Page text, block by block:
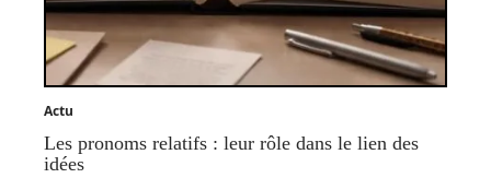
Actu
Les pronoms relatifs : leur rôle dans le lien des
idées